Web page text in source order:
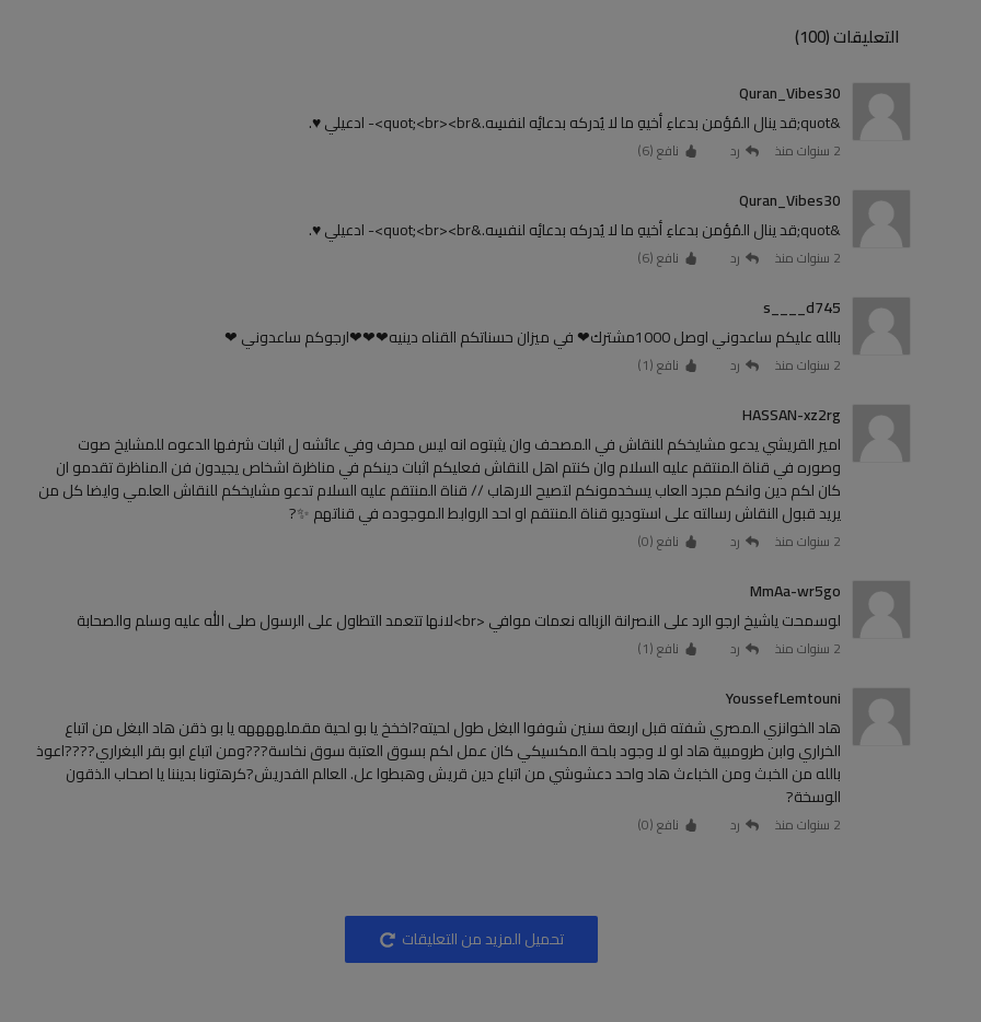
التعليقات (100)
Quran_Vibes30
‏&quot;قد ينال المُؤمن بدعاءِ أخيهِ ما لا يُدركه بدعائِه لنفسِه.&quot;<br><br>- ‏ادعيلي ♥.
2 سنوات منذ رد نافع (6
)
Quran_Vibes30
‏&quot;قد ينال المُؤمن بدعاءِ أخيهِ ما لا يُدركه بدعائِه لنفسِه.&quot;<br><br>- ‏ادعيلي ♥.
2 سنوات منذ رد نافع (6
)
s____d745
بالله عليكم ساعدوني اوصل 1000مشترك❤ في ميزان حسناتكم القناه دينيه❤❤❤ارجوكم ساعدوني ❤
2 سنوات منذ رد نافع (1
)
HASSAN-xz2rg
امير القريشي يدعو مشايخكم للنقاش في المصحف وان يثبتوه انه ليس محرف وفي عائشه ل اثبات شرفها الدعوه للمشايخ صوت
وصوره في قناة المنتقم عليه السلام وان كنتم اهل للنقاش فعليكم اثبات دينكم في مناظرة اشخاص يجيدون فن المناظرة تقدمو ان
كان لكم دين وانكم مجرد العاب يسخدمونكم لتصيح الارهاب // قناة المنتقم عليه السلام تدعو مشايخكم للنقاش العلمي وايضا كل من
يريد قبول النقاش رسالته على استوديو قناة المنتقم او احد الروابط الموجوده في قناتهم ✨?
2 سنوات منذ رد نافع (0
)
MmAa-wr5go
لوسمحت ياشيخ ارجو الرد على النصرانة الزباله نعمات موافي <br>لانها تتعمد التطاول على الرسول صلى الله عليه وسلم والصحابة
2 سنوات منذ رد نافع (1
)
YoussefLemtouni
هاد الخوانزي المصري شفته قبل اربعة سنين شوفوا البغل طول لحيته?اخخخ يا بو لحية مقملههههه يا بو ذقن هاد البغل من اتباع
الخراري وابن طرومبية هاد لو لا وجود بلحة المكسيكي كان عمل لكم بسوق العتبة سوق نخاسة???ومن اتباع ابو بقر البغراري????اعوذ
بالله من الخبث ومن الخباءث هاد واحد دعشوشي من اتباع دين قريش وهبطوا عل. العالم الفدريش?كرهتونا بديننا يا اصحاب الذقون
الوسخة?
2 سنوات منذ رد نافع (0
)
تحميل المزيد من التعليقات